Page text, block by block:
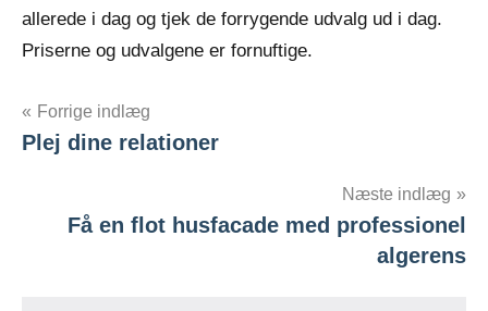
allerede i dag og tjek de forrygende udvalg ud i dag.
Priserne og udvalgene er fornuftige.
Indlægsnavigation
Forrige indlæg
Plej dine relationer
Næste indlæg
Få en flot husfacade med professionel
algerens